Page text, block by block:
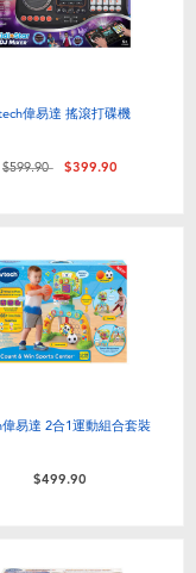
偉易達 搖滾打碟機
價格從
$599.90至$399.90
易達 2合1運動組合套裝
$499.90